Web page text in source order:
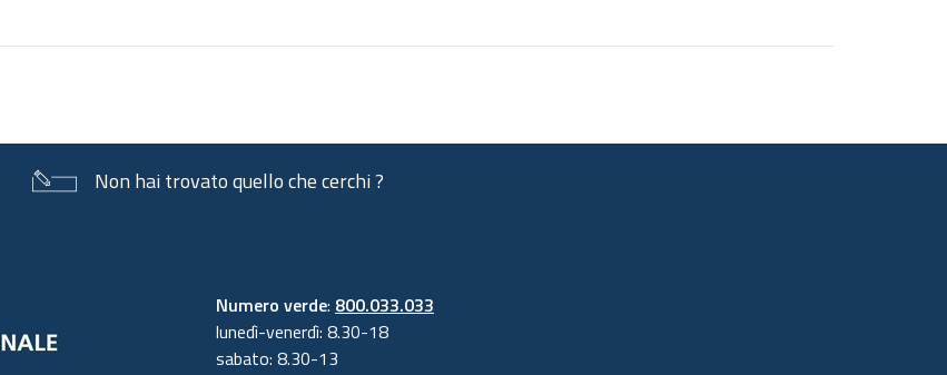
Non hai trovato quello che cerchi ?
Numero verde: 800.033.033
lunedì-venerdì: 8.30-18
sabato: 8.30-13